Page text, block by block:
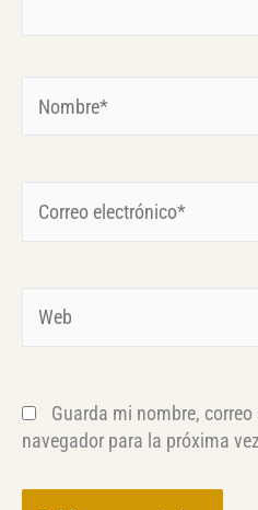
electrónico*
Guarda mi nombre,
navegador para la próxima